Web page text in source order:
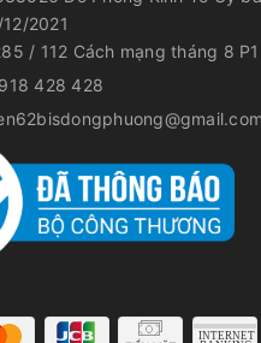
2021
/ 112 Cách mạng tháng 8
428 428